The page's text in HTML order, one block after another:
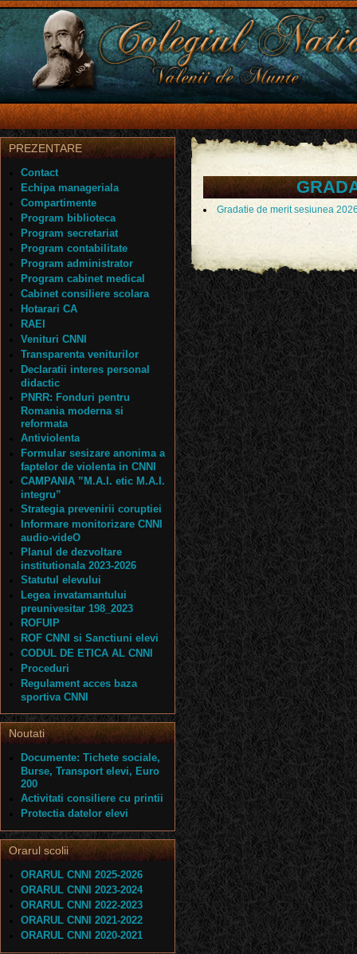
Gradatie de merit sesiunea
PREZENTARE
Contact
Echipa manageriala
Compartimente
Program biblioteca
Program secretariat
Program contabilitate
Program administrator
Program cabinet medical
Cabinet consiliere scolara
Hotarari CA
RAEI
Venituri CNNI
Transparenta veniturilor
Declaratii interes personal
didactic
PNRR: Fonduri pentru
Romania moderna si
reformata
Antiviolenta
Formular sesizare anonima a
faptelor de violenta in CNNI
CAMPANIA ”M.A.I. etic M.A.I.
integru”
Strategia prevenirii coruptiei
Informare monitorizare CNNI
audio-videO
Planul de dezvoltare
institutionala 2023-2026
Statutul elevului
Legea invatamantului
preunivesitar 198_2023
ROFUIP
ROF CNNI si Sanctiuni elevi
CODUL DE ETICA AL CNNI
Proceduri
Regulament acces baza
sportiva CNNI
Noutati
Documente: Tichete sociale,
Burse, Transport elevi, Euro
200
Activitati consiliere cu printii
Protectia datelor elevi
Orarul scolii
ORARUL CNNI 2025-2026
ORARUL CNNI 2023-2024
ORARUL CNNI 2022-2023
ORARUL CNNI 2021-2022
ORARUL CNNI 2020-2021